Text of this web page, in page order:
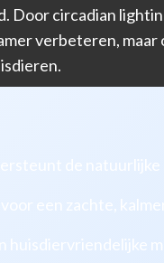
Door circadian
verbeteren,
de
een zachte,
huisdiervriendelijke